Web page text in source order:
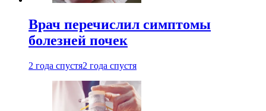
Врач перечислил симптомы
болезней почек
2 года спустя2 года спустя